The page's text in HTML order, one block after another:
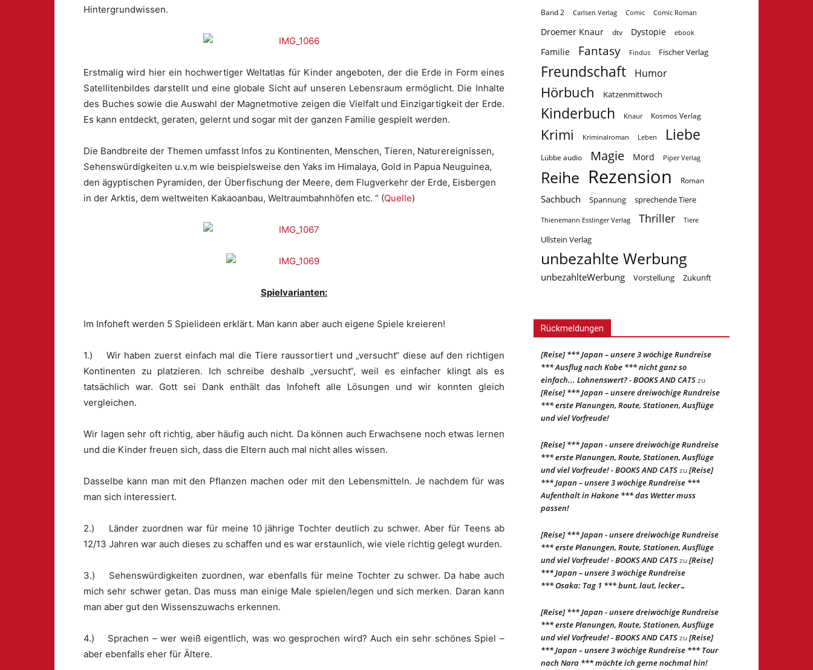
Hintergrundwissen.
Erstmalig wird hier ein hochwertiger Weltatlas für Kinder angeboten, der die Erde in Form eines
Satellitenbildes darstellt und eine globale Sicht auf unseren Lebensraum ermöglicht. Die Inhalte
des Buches sowie die Auswahl der Magnetmotive zeigen die Vielfalt und Einzigartigkeit der Erde.
Es kann entdeckt, geraten, gelernt und sogar mit der ganzen Familie gespielt werden.
Die Bandbreite der Themen umfasst Infos zu Kontinenten, Menschen, Tieren, Naturereignissen,
Sehenswürdigkeiten u.v.m wie beispielsweise den Yaks im Himalaya, Gold in Papua Neuguinea,
den ägyptischen Pyramiden, der Überfischung der Meere, dem Flugverkehr der Erde, Eisbergen
in der Arktis, dem weltweiten Kakaoanbau, Weltraumbahnhöfen etc. “ (Quelle)
Spielvarianten:
Im Infoheft werden 5 Spielideen erklärt. Man kann aber auch eigene Spiele kreieren!
1.) Wir haben zuerst einfach mal die Tiere raussortiert und „versucht“ diese auf den richtigen
Kontinenten zu platzieren. Ich schreibe deshalb „versucht“, weil es einfacher klingt als es
tatsächlich war. Gott sei Dank enthält das Infoheft alle Lösungen und wir konnten gleich
vergleichen.
Wir lagen sehr oft richtig, aber häufig auch nicht. Da können auch Erwachsene noch etwas lernen
und die Kinder freuen sich, dass die Eltern auch mal nicht alles wissen.
Dasselbe kann man mit den Pflanzen machen oder mit den Lebensmitteln. Je nachdem für was
man sich interessiert.
2.) Länder zuordnen war für meine 10 jährige Tochter deutlich zu schwer. Aber für Teens ab
12/13 Jahren war auch dieses zu schaffen und es war erstaunlich, wie viele richtig gelegt wurden.
3.) Sehenswürdigkeiten zuordnen, war ebenfalls für meine Tochter zu schwer. Da habe auch
mich sehr schwer getan. Das muss man einige Male spielen/legen und sich merken. Daran kann
man aber gut den Wissenszuwachs erkennen.
4.) Sprachen – wer weiß eigentlich, was wo gesprochen wird? Auch ein sehr schönes Spiel –
aber ebenfalls eher für Ältere.
Band 2 Carlsen Verlag Comic Comic Roman
Droemer Knaur dtv Dystopie ebook
Familie Fantasy Findus Fischer Verlag
Freundschaft Humor
Hörbuch Katzenmittwoch
Kinderbuch Knaur Kosmos Verlag
Krimi Kriminalroman Leben Liebe
Lübbe audio Magie Mord Piper Verlag
Reihe Rezension Roman
Sachbuch Spannung sprechende Tiere
Thienemann Esslinger Verlag Thriller Tiere
Ullstein Verlag
unbezahlte Werbung
unbezahlteWerbung Vorstellung Zukunft
Rückmeldungen
[Reise] *** Japan – unsere 3 wöchige Rundreise
*** Ausflug nach Kobe *** nicht ganz so
einfach... Lohnenswert? - BOOKS AND CATSzu
[Reise] *** Japan – unsere dreiwöchige Rundreise
*** erste Planungen, Route, Stationen, Ausflüge
und viel Vorfreude!
[Reise] *** Japan - unsere dreiwöchige Rundreise
*** erste Planungen, Route, Stationen, Ausflüge
und viel Vorfreude! - BOOKS AND CATSzu[Reise]
*** Japan – unsere 3 wöchige Rundreise ***
Aufenthalt in Hakone *** das Wetter muss
passen!
[Reise] *** Japan - unsere dreiwöchige Rundreise
*** erste Planungen, Route, Stationen, Ausflüge
und viel Vorfreude! - BOOKS AND CATSzu[Reise]
*** Japan – unsere 3 wöchige Rundreise
*** Osaka: Tag 1 *** bunt, laut, lecker…
[Reise] *** Japan - unsere dreiwöchige Rundreise
*** erste Planungen, Route, Stationen, Ausflüge
und viel Vorfreude! - BOOKS AND CATSzu[Reise]
*** Japan – unsere 3 wöchige Rundreise *** Tour
nach Nara *** möchte ich gerne nochmal hin!